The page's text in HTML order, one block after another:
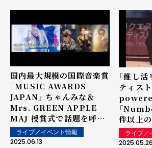
国内最大規模の国際音楽賞
「MUSIC AWARDS
JAPAN」 ちゃんみな＆
Mrs. GREEN APPLE
MAJ 授賞式で話題を呼ん
だステージパフォーマンス
映像を本日 6 月 13 日
ライブ／イベント情報
2025.06.13
「推し
ティスト
「
件以上
に決定！
「
ライブ／
2025.05.26